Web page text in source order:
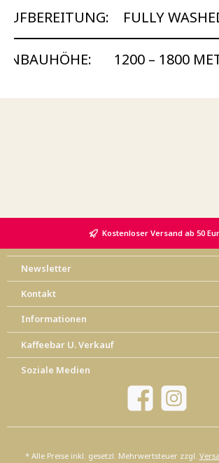
AUFBEREITUNG: FULLY
ANBAUHÖHE: 1200 – 1800
Kostenloser Versand ab 50
Newsletter
Kontakt
Informationen
Kaffeebar U. Verkauf
Soziale Medien
Facebook Instagram
* Alle Preise inkl. gesetzl. Mehrwertsteuer zzgl.